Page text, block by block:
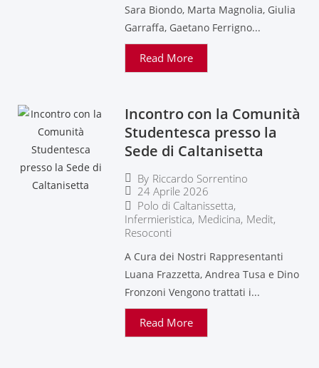
Sara Biondo, Marta Magnolia, Giulia
Garraffa, Gaetano Ferrigno...
Read More
Incontro con la Comunità
Studentesca presso la
Sede di Caltanisetta
By Riccardo Sorrentino
24 Aprile 2026
Polo di Caltanissetta,
Infermieristica, Medicina, Medit,
Resoconti
A Cura dei Nostri Rappresentanti
Luana Frazzetta, Andrea Tusa e Dino
Fronzoni Vengono trattati i...
Read More